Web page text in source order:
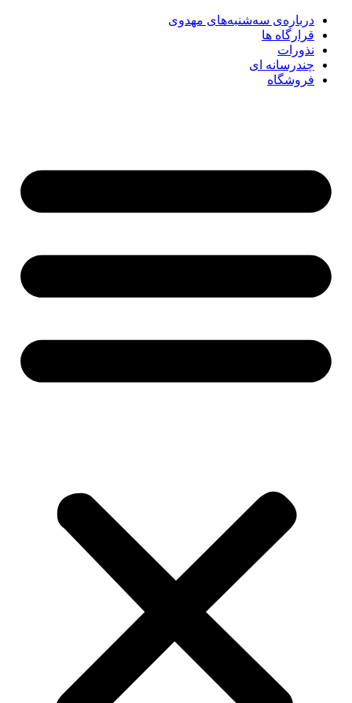
درباره‌ی سه‌شنبه‌های مهدوی
قرارگاه ها
نذورات
چندرسانه‌ ای
فروشگاه